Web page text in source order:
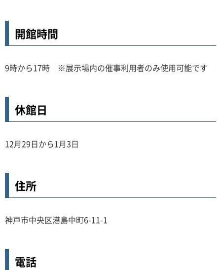
開館時間
9時から17時 ※展示場内の催事利用者のみ使用可能です
休館日
12月29日から1月3日
住所
神戸市中央区港島中町6-11-1
電話